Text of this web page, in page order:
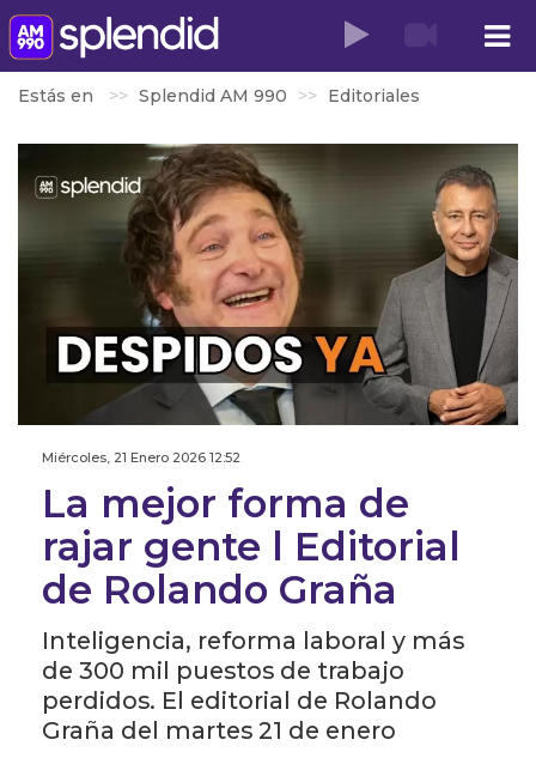
Estás en Splendid AM 990 Editoriales
Miércoles, 21 Enero 2026 12:52
La mejor forma de
rajar gente l Editorial
de Rolando Graña
Inteligencia, reforma laboral y más
de 300 mil puestos de trabajo
perdidos. El editorial de Rolando
Graña del martes 21 de enero